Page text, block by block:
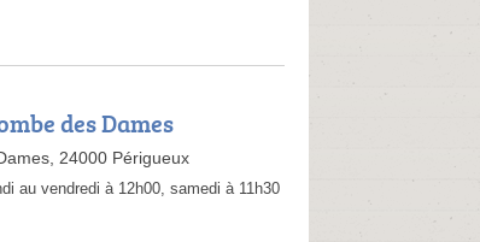
des Dames
24000 Périgueux
au vendredi à 12h00, samedi à 11h30